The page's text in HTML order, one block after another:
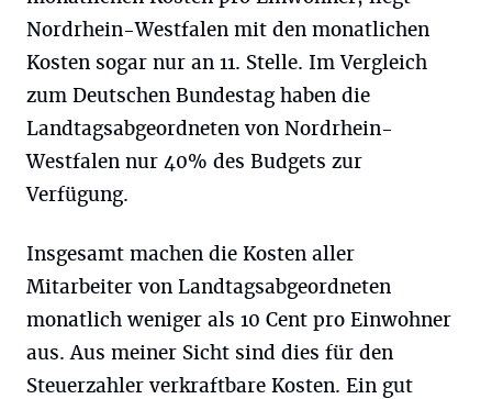
Nordrhein-Westfalen mit den monatlichen
Kosten sogar nur an 11. Stelle. Im Vergleich
zum Deutschen Bundestag haben die
Landtagsabgeordneten von Nordrhein-
Westfalen nur 40% des Budgets zur
Verfügung.
Insgesamt machen die Kosten aller
Mitarbeiter von Landtagsabgeordneten
monatlich weniger als 10 Cent pro Einwohner
aus. Aus meiner Sicht sind dies für den
Steuerzahler verkraftbare Kosten. Ein gut